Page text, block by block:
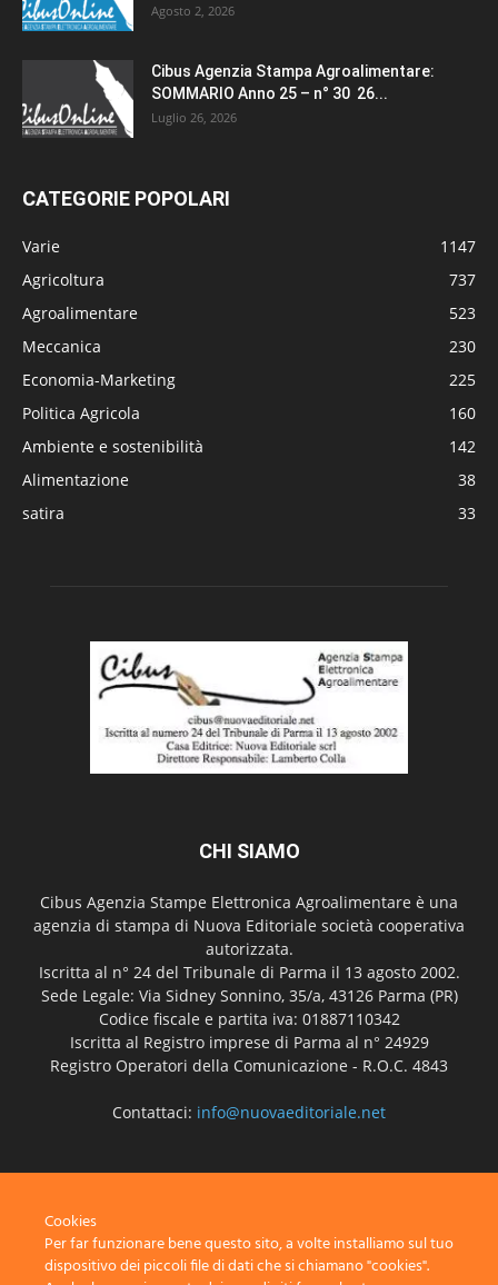
Agosto 2, 2026
Cibus Agenzia Stampa Agroalimentare:
SOMMARIO Anno 25 – n° 30 26...
Luglio 26, 2026
CATEGORIE POPOLARI
Varie
1147
Agricoltura
737
Agroalimentare
523
Meccanica
230
Economia-Marketing
225
Politica Agricola
160
Ambiente e sostenibilità
142
Alimentazione
38
satira
33
CHI SIAMO
Cibus Agenzia Stampe Elettronica Agroalimentare è una
agenzia di stampa di Nuova Editoriale società cooperativa
autorizzata.
Iscritta al n° 24 del Tribunale di Parma il 13 agosto 2002.
Sede Legale: Via Sidney Sonnino, 35/a, 43126 Parma (PR)
Codice fiscale e partita iva: 01887110342
Iscritta al Registro imprese di Parma al n° 24929
Registro Operatori della Comunicazione - R.O.C. 4843
Contattaci: info@nuovaeditoriale.net
Cookies
Per far funzionare bene questo sito, a volte installiamo sul tuo
dispositivo dei piccoli file di dati che si chiamano "cookies".